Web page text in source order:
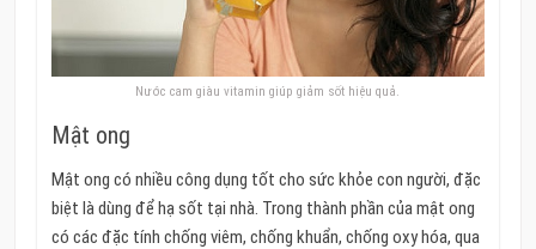
Nước cam giàu vitamin giúp giảm sốt hiệu quả.
Mật ong
Mật ong có nhiều công dụng tốt cho sức khỏe con người, đặc
biệt là dùng để hạ sốt tại nhà. Trong thành phần của mật ong
có các đặc tính chống viêm, chống khuẩn, chống oxy hóa, qua